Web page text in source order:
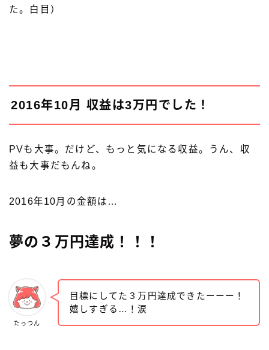
た。白目）
2016年10月 収益は3万円でした！
PVも大事。だけど、もっと気になる収益。うん、収
益も大事だもんね。
2016年10月の金額は…
夢の３万円達成！！！
たっつん
目標にしてた３万円達成できたーーー！
嬉しすぎる…！涙